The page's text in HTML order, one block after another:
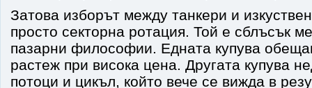
Затова изборът между танкери и
просто секторна ротация. Той е сблъсък
пазарни философии. Едната купува
растеж при висока цена. Другата купува
потоци и цикъл, който вече се вижда в